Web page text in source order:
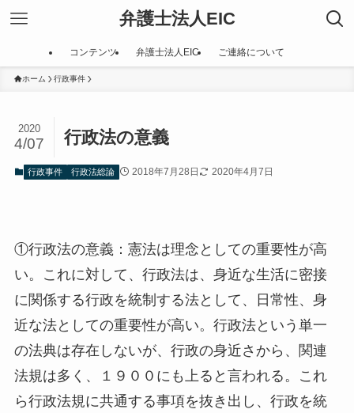
弁護士法人EIC
コンテンツ 弁護士法人EIC ご連絡について
ホーム 行政事件
行政法の意義
2020
4/07
行政事件 行政法総論 2018年7月28日 2020年4月7日
①行政法の意義：憲法は理念としての重要性が高
い。これに対して、行政法は、身近な生活に密接
に関係する行政を統制する法として、日常性、身
近な法としての重要性が高い。行政法という単一
の法典は存在しないが、行政の身近さから、関連
法規は多く、１９００にも上ると言われる。これ
ら行政法規に共通する事項を抜き出し、行政を統